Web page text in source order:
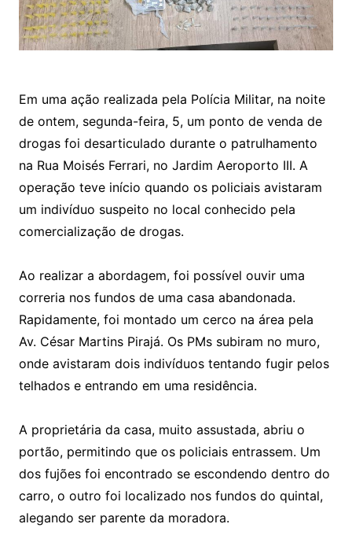
Em uma ação realizada pela Polícia Militar, na noite
de ontem, segunda-feira, 5, um ponto de venda de
drogas foi desarticulado durante o patrulhamento
na Rua Moisés Ferrari, no Jardim Aeroporto III. A
operação teve início quando os policiais avistaram
um indivíduo suspeito no local conhecido pela
comercialização de drogas.
Ao realizar a abordagem, foi possível ouvir uma
correria nos fundos de uma casa abandonada.
Rapidamente, foi montado um cerco na área pela
Av. César Martins Pirajá. Os PMs subiram no muro,
onde avistaram dois indivíduos tentando fugir pelos
telhados e entrando em uma residência.
A proprietária da casa, muito assustada, abriu o
portão, permitindo que os policiais entrassem. Um
dos fujões foi encontrado se escondendo dentro do
carro, o outro foi localizado nos fundos do quintal,
alegando ser parente da moradora.